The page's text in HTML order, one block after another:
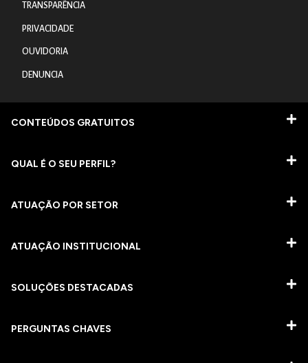
TRANSPARÊNCIA
PRIVACIDADE
OUVIDORIA
DENUNCIA
CONTEÚDOS GRATUITOS
QUAL É O SEU PERFIL?
ATUAÇÃO POR SETOR
ATUAÇÃO INSTITUCIONAL
SOLUÇÕES DESTACADAS
PERGUNTAS CHAVES​